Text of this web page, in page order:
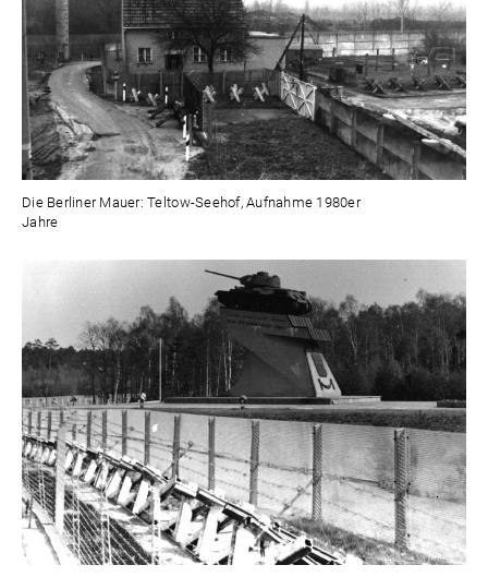
Die Berliner Mauer: Teltow-Seehof, Aufnahme 1980er
Jahre